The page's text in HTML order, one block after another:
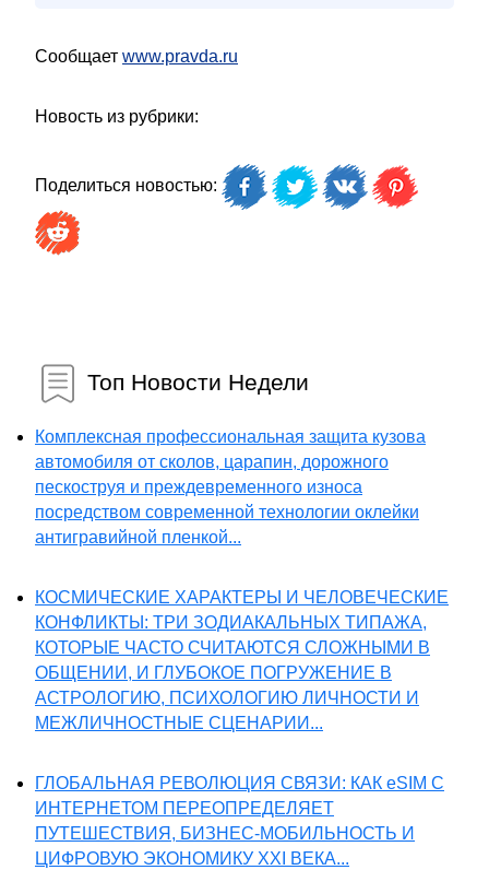
Сообщает www.pravda.ru
Новость из рубрики:
Поделиться новостью:
Топ Новости Недели
Комплексная профессиональная защита кузова
автомобиля от сколов, царапин, дорожного
пескоструя и преждевременного износа
посредством современной технологии оклейки
антигравийной пленкой...
КОСМИЧЕСКИЕ ХАРАКТЕРЫ И ЧЕЛОВЕЧЕСКИЕ
КОНФЛИКТЫ: ТРИ ЗОДИАКАЛЬНЫХ ТИПАЖА,
КОТОРЫЕ ЧАСТО СЧИТАЮТСЯ СЛОЖНЫМИ В
ОБЩЕНИИ, И ГЛУБОКОЕ ПОГРУЖЕНИЕ В
АСТРОЛОГИЮ, ПСИХОЛОГИЮ ЛИЧНОСТИ И
МЕЖЛИЧНОСТНЫЕ СЦЕНАРИИ...
ГЛОБАЛЬНАЯ РЕВОЛЮЦИЯ СВЯЗИ: КАК eSIM С
ИНТЕРНЕТОМ ПЕРЕОПРЕДЕЛЯЕТ
ПУТЕШЕСТВИЯ, БИЗНЕС-МОБИЛЬНОСТЬ И
ЦИФРОВУЮ ЭКОНОМИКУ XXI ВЕКА...